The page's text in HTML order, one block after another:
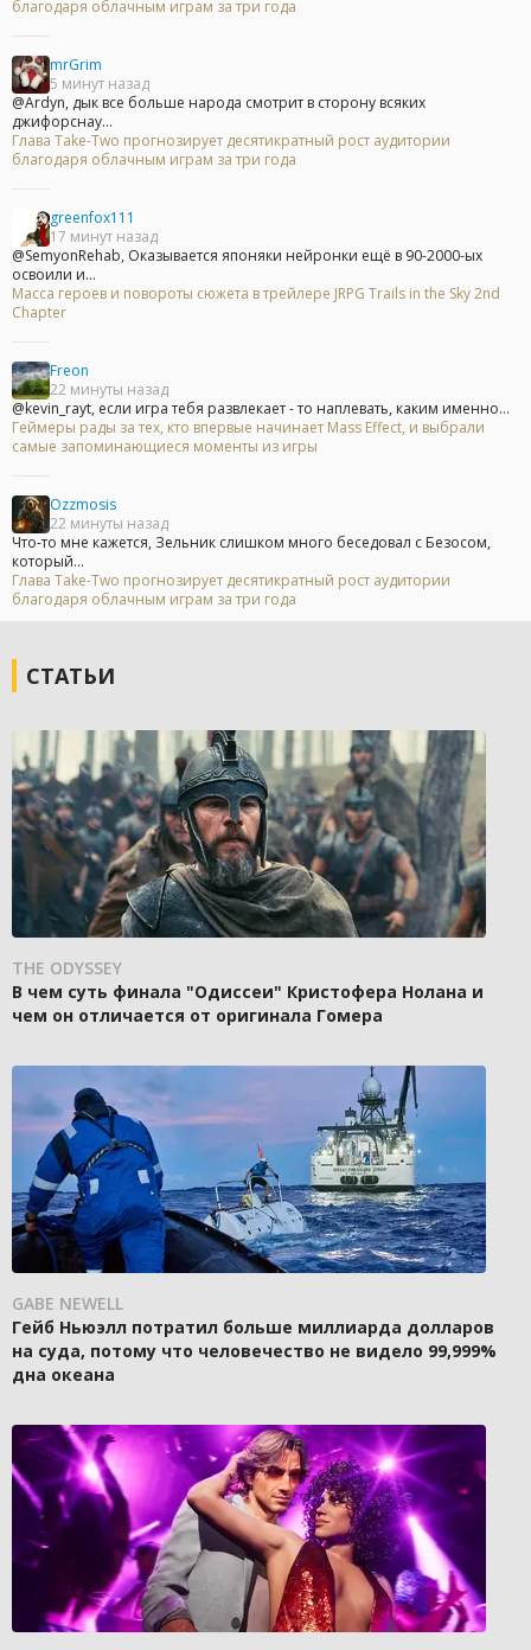
благодаря облачным играм за три года
mrGrim
5 минут назад
@Ardyn, дык все больше народа смотрит в сторону всяких
джифорснау...
Глава Take-Two прогнозирует десятикратный рост аудитории
благодаря облачным играм за три года
greenfox111
17 минут назад
@SemyonRehab, Оказывается японяки нейронки ещё в 90-2000-ых
освоили и...
Масса героев и повороты сюжета в трейлере JRPG Trails in the Sky 2nd
Chapter
Freon
22 минуты назад
@kevin_rayt, если игра тебя развлекает - то наплевать, каким именно...
Геймеры рады за тех, кто впервые начинает Mass Effect, и выбрали
самые запоминающиеся моменты из игры
Ozzmosis
22 минуты назад
Что-то мне кажется, Зельник слишком много беседовал с Безосом,
который...
Глава Take-Two прогнозирует десятикратный рост аудитории
благодаря облачным играм за три года
СТАТЬИ
THE ODYSSEY
В чем суть финала "Одиссеи" Кристофера Нолана и
чем он отличается от оригинала Гомера
GABE NEWELL
Гейб Ньюэлл потратил больше миллиарда долларов
на суда, потому что человечество не видело 99,999%
дна океана